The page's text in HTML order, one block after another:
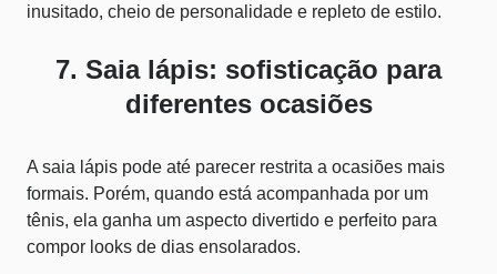
inusitado, cheio de personalidade e repleto de estilo.
7. Saia lápis: sofisticação para
diferentes ocasiões
A saia lápis pode até parecer restrita a ocasiões mais
formais. Porém, quando está acompanhada por um
tênis, ela ganha um aspecto divertido e perfeito para
compor looks de dias ensolarados.